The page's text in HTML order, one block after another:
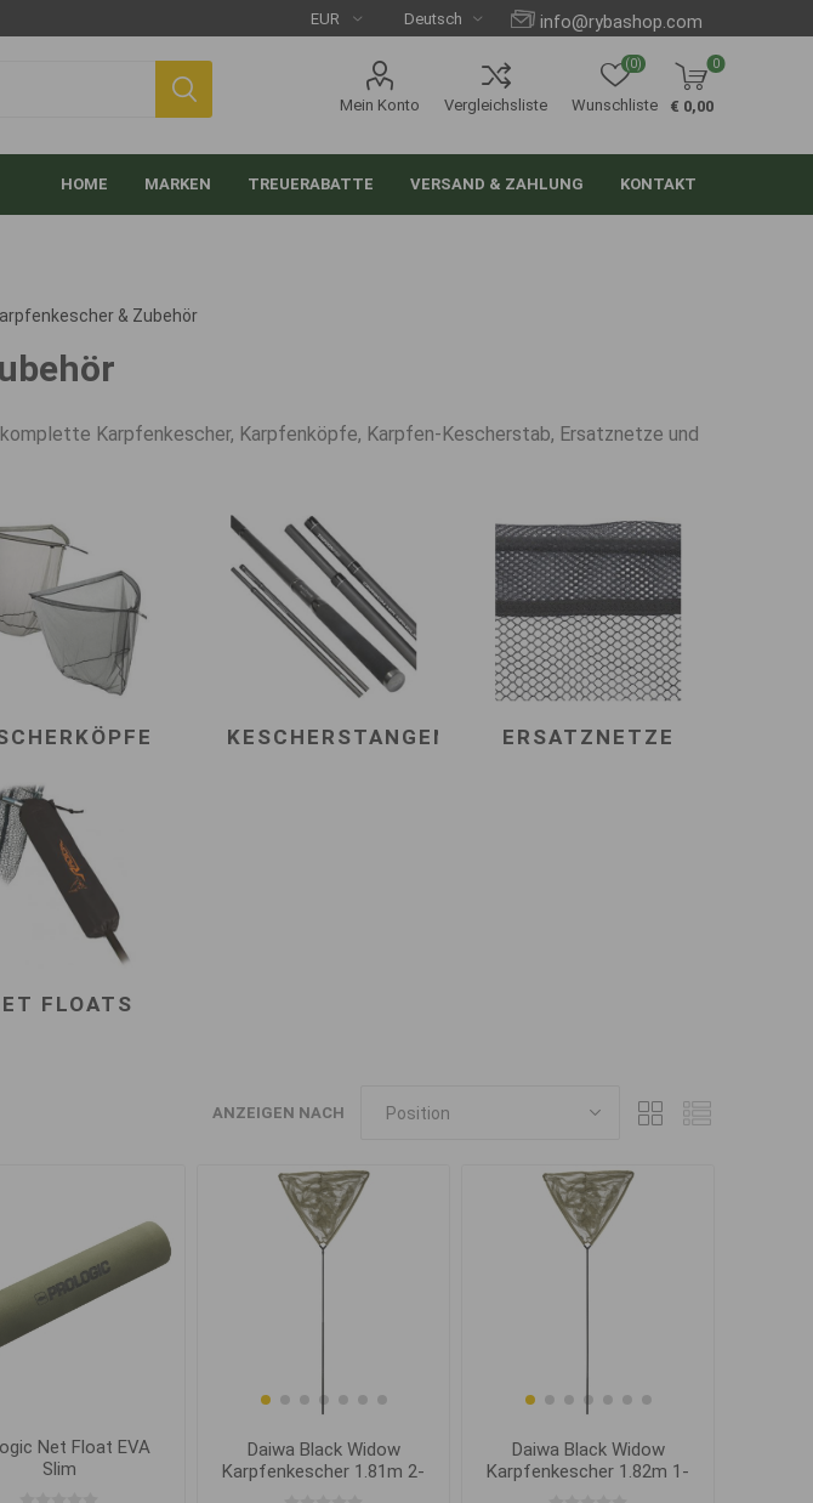
info@rybashop.com
Mein Konto Vergleichsliste Wunschliste
(0) 0
€ 0,00
HOME MARKEN TREUERABATTE VERSAND & ZAHLUNG KONTAKT
& Zubehör
Karpfenkescher, Karpfenköpfe, Karpfen-Kescherstab, Ersatznetze und
KESCHERSTANGEN ERSATZNETZE
FLOATS
ANZEIGEN NACH
Net Float EVA
Slim
Daiwa Black Widow
Karpfenkescher 1.81m 2-
Daiwa Black Widow
Karpfenkescher 1.82m 1-